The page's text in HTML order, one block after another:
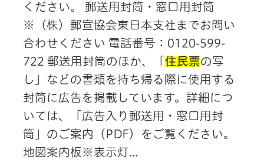
ください。 郵送用封筒・窓口用封筒
※（株）郵宣協会東日本支社までお問い
合わせください 電話番号：0120-599-
722 郵送用封筒のほか、「 住民票の写
し」などの書類を持ち帰る際に使用する
封筒に広告を掲載しています。詳細につ
いては、「広告入り郵送用・窓口用封
筒」のご案内（PDF）をご覧ください。
地図案内板※表示灯...